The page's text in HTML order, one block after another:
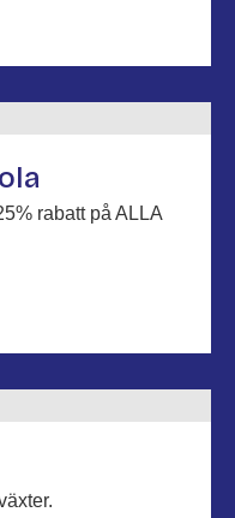
rabatt på ALLA